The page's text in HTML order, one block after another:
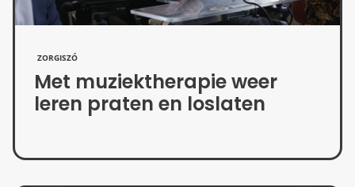
ZORGISZÓ
Met muziektherapie weer
leren praten en loslaten